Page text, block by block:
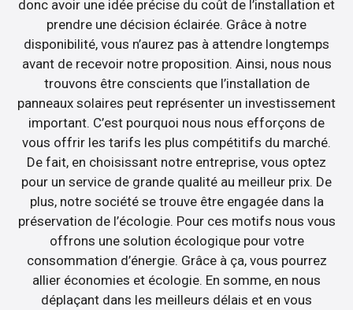
donc avoir une idée précise du coût de l’installation et
prendre une décision éclairée. Grâce à notre
disponibilité, vous n’aurez pas à attendre longtemps
avant de recevoir notre proposition. Ainsi, nous nous
trouvons être conscients que l’installation de
panneaux solaires peut représenter un investissement
important. C’est pourquoi nous nous efforçons de
vous offrir les tarifs les plus compétitifs du marché.
De fait, en choisissant notre entreprise, vous optez
pour un service de grande qualité au meilleur prix. De
plus, notre société se trouve être engagée dans la
préservation de l’écologie. Pour ces motifs nous vous
offrons une solution écologique pour votre
consommation d’énergie. Grâce à ça, vous pourrez
allier économies et écologie. En somme, en nous
déplaçant dans les meilleurs délais et en vous